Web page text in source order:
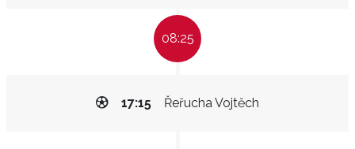
08:25
Řeřucha Vojtěch
17:15